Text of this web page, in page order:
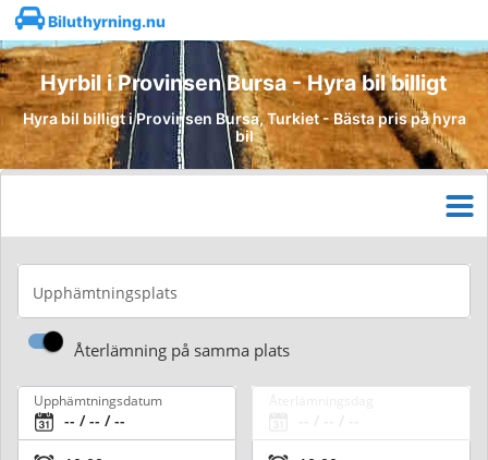
Biluthyrning.nu
Hyrbil i Provinsen Bursa - Hyra bil billigt
Hyra bil billigt i Provinsen Bursa, Turkiet - Bästa pris på hyra
bil
Upphämtningsplats
Återlämning på samma plats
Upphämtningsdatum